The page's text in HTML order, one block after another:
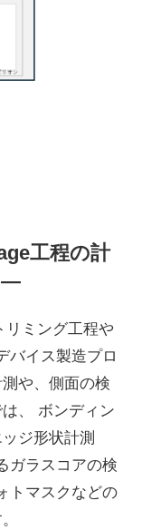
工程の計
リミング工程や
バイス製造プロ
や、側面の検
、 ボンディン
ジ形状計測
ガラスコアの検
トマスクなどの